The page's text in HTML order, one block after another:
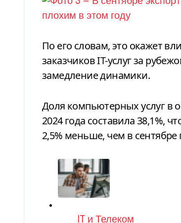
По его словам, это окажет
заказчиков IT-услуг за
замедление динамики.
Доля компьютерных услуг в
2024 года составила 38,1%,
2,5% меньше, чем в сентябре
Категория
IT и Телеком